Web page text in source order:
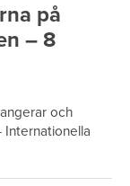
på
– 8
och